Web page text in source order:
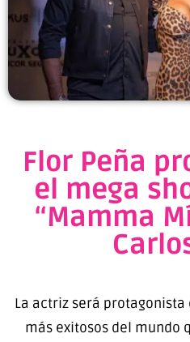
Flor Peña
el mega
“Mamma
La actriz será
más exitosos del mundo